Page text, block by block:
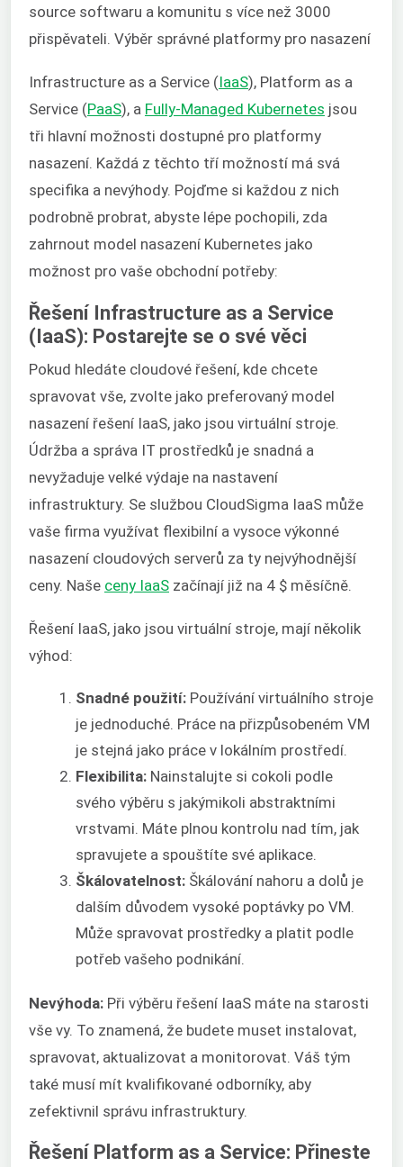
source softwaru a komunitu s více než 3000
přispěvateli. Výběr správné platformy pro nasazení
Infrastructure as a Service (IaaS), Platform as a
Service (PaaS), a Fully-Managed Kubernetes jsou
tři hlavní možnosti dostupné pro platformy
nasazení. Každá z těchto tří možností má svá
specifika a nevýhody. Pojďme si každou z nich
podrobně probrat, abyste lépe pochopili, zda
zahrnout model nasazení Kubernetes jako
možnost pro vaše obchodní potřeby:
Řešení Infrastructure as a Service
(IaaS): Postarejte se o své věci
Pokud hledáte cloudové řešení, kde chcete
spravovat vše, zvolte jako preferovaný model
nasazení řešení IaaS, jako jsou virtuální stroje.
Údržba a správa IT prostředků je snadná a
nevyžaduje velké výdaje na nastavení
infrastruktury. Se službou CloudSigma IaaS může
vaše firma využívat flexibilní a vysoce výkonné
nasazení cloudových serverů za ty nejvýhodnější
ceny. Naše ceny IaaS začínají již na 4 $ měsíčně.
Řešení IaaS, jako jsou virtuální stroje, mají několik
výhod:
Snadné použití: Používání virtuálního stroje
je jednoduché. Práce na přizpůsobeném VM
je stejná jako práce v lokálním prostředí.
Flexibilita: Nainstalujte si cokoli podle
svého výběru s jakýmikoli abstraktními
vrstvami. Máte plnou kontrolu nad tím, jak
spravujete a spouštíte své aplikace.
Škálovatelnost: Škálování nahoru a dolů je
dalším důvodem vysoké poptávky po VM.
Může spravovat prostředky a platit podle
potřeb vašeho podnikání.
Nevýhoda: Při výběru řešení IaaS máte na starosti
vše vy. To znamená, že budete muset instalovat,
spravovat, aktualizovat a monitorovat. Váš tým
také musí mít kvalifikované odborníky, aby
zefektivnil správu infrastruktury.
Řešení Platform as a Service: Přineste